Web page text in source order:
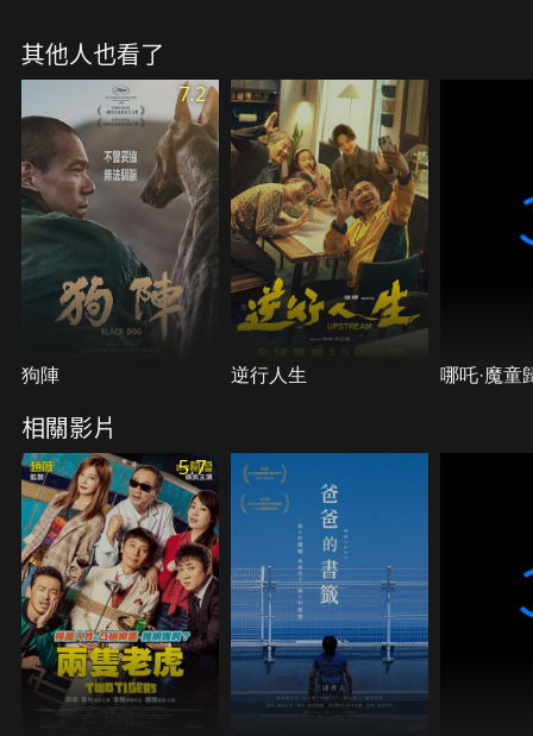
個富二代開始了一段終身難忘的搓澡生涯……
其他人也看了
7.2
狗陣 逆行人生 哪吒·魔童
相關影片
5.7